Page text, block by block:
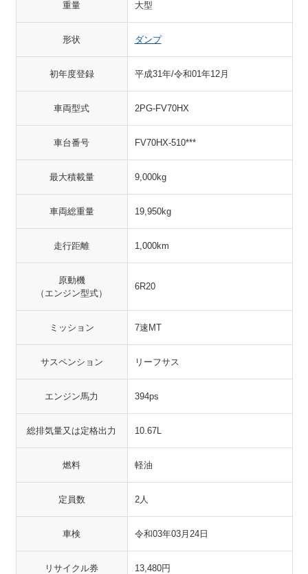
重量 大型
形状 ダンプ
初年度登録 平成31年/令和01年12月
車両型式 2PG-FV70HX
車台番号 FV70HX-510***
最大積載量 9,000kg
車両総重量 19,950kg
走行距離 1,000km
原動機
（エンジン型式）
6R20
ミッション 7速MT
サスペンション リーフサス
エンジン馬力 394ps
総排気量又は定格出力 10.67L
燃料 軽油
定員数 2人
車検 令和03年03月24日
リサイクル券 13,480円